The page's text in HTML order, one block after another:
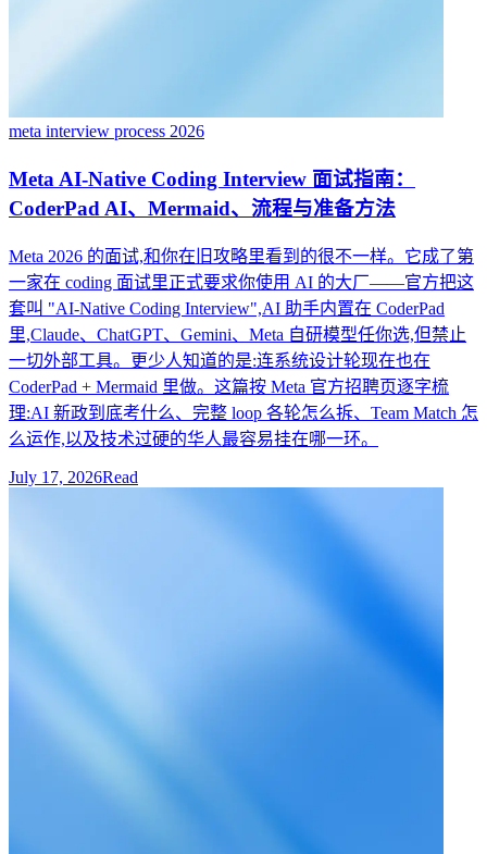
meta interview process 2026
Meta AI-Native Coding Interview 面试指南：
CoderPad AI、Mermaid、流程与准备方法
Meta 2026 的面试,和你在旧攻略里看到的很不一样。它成了第
一家在 coding 面试里正式要求你使用 AI 的大厂——官方把这
套叫 "AI-Native Coding Interview",AI 助手内置在 CoderPad
里,Claude、ChatGPT、Gemini、Meta 自研模型任你选,但禁止
一切外部工具。更少人知道的是:连系统设计轮现在也在
CoderPad + Mermaid 里做。这篇按 Meta 官方招聘页逐字梳
理:AI 新政到底考什么、完整 loop 各轮怎么拆、Team Match 怎
么运作,以及技术过硬的华人最容易挂在哪一环。
July 17, 2026Read